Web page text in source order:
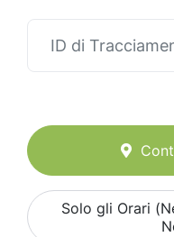
Solo gli Orari